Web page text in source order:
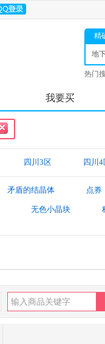
精
地
士
热门
我要买
四川3区 四川4
矛盾的结晶体 点券
无色小晶块